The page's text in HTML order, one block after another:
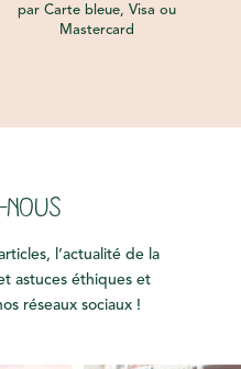
par Carte bleue, Visa ou
Mastercard
l’actualité de la
astuces éthiques et
réseaux sociaux !